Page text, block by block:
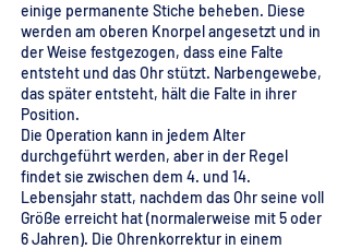
einige permanente Stiche beheben. Diese
werden am oberen Knorpel angesetzt und in
der Weise festgezogen, dass eine Falte
entsteht und das Ohr stützt. Narbengewebe,
das später entsteht, hält die Falte in ihrer
Position.
Die Operation kann in jedem Alter
durchgeführt werden, aber in der Regel
findet sie zwischen dem 4. und 14.
Lebensjahr statt, nachdem das Ohr seine voll
Größe erreicht hat (normalerweise mit 5 oder
6 Jahren). Die Ohrenkorrektur in einem